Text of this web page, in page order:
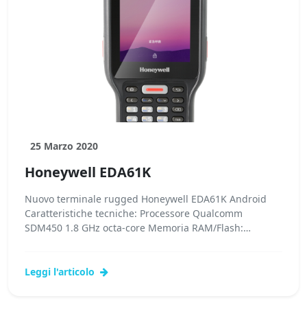
25 Marzo 2020
Honeywell EDA61K
Nuovo terminale rugged Honeywell EDA61K Android
Caratteristiche tecniche: Processore Qualcomm
SDM450 1.8 GHz octa-core Memoria RAM/Flash:
Leggi l'articolo